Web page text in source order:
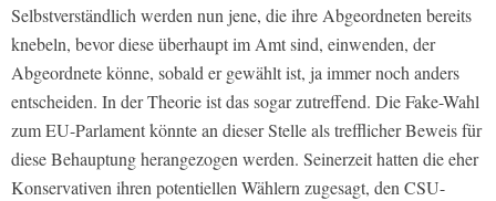
Selbstverständlich werden nun jene, die ihre Abgeordneten bereits
knebeln, bevor diese überhaupt im Amt sind, einwenden, der
Abgeordnete könne, sobald er gewählt ist, ja immer noch anders
entscheiden. In der Theorie ist das sogar zutreffend. Die Fake-Wahl
zum EU-Parlament könnte an dieser Stelle als trefflicher Beweis für
diese Behauptung herangezogen werden. Seinerzeit hatten die eher
Konservativen ihren potentiellen Wählern zugesagt, den CSU-